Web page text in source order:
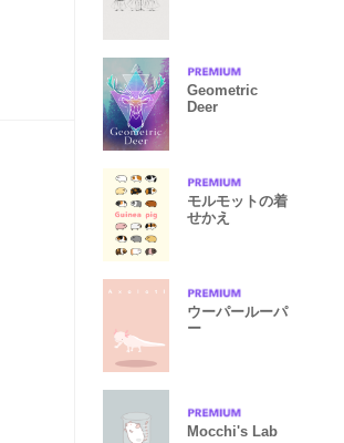
Geometric
Deer
モルモットの着
せかえ
ウーパールーパ
ー
Mocchi's Lab